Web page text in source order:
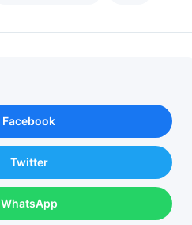
Facebook
Twitter
WhatsApp